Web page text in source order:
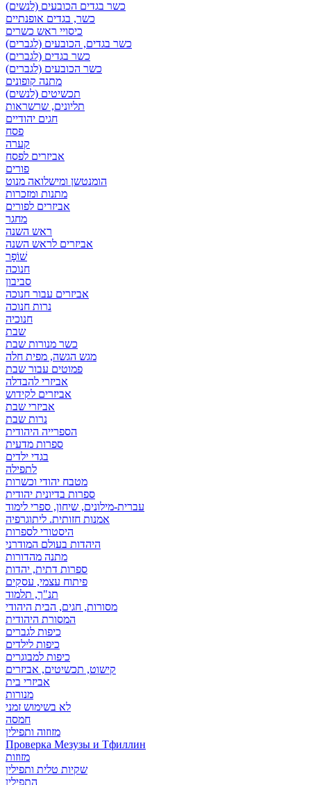
כשר בגדים הכובעים (לנשים)
כשר, בגדים אופנתיים
כיסויי ראש כשרים
כשר בגדים, הכובעים (לגברים)
כשר בגדים (לגברים)
כשר הכובעים (לגברים)
מתנה קופונים
תכשיטים (לנשים)
תליונים, שרשראות
חגים יהודיים
פסח
קערה
אביזרים לפסח
פורים
הומנטשן ומישלואה מנוט
מתנות ומזכרות
אביזרים לפורים
מחגר
ראש השנה
אביזרים לראש השנה
שׁוֹפָר
חנוכה
סביבון
אביזרים עבור חנוכה
נרות חנוכה
חנוכיה
שבת
כשר מנורות שבת
מגש הגשה, מפית חלה
פמוטים עבור שבת
אביזרי להבדלה
אביזרים לקידוש
אביזרי שבת
נרות שבת
הספרייה היהודית
ספרות מדעית
בגדי ילדים
לתפילה
מטבח יהודי וכשרות
ספרות בדיונית יהודית
עברית-מילונים, שיחון, ספרי לימוד
אמנות חזותית. ליתוגרפיה
היסטורי לספרות
היהדות בעולם המודרני
מתנה מהדורות
ספרות דתית, יהדות
פיתוח עצמי, עסקים
תנ"ך, תלמוד
מסורות, חגים, הבית היהודי
המסורת היהודית
כיפות לגברים
כיפות לילדים
כיפות למבוגרים
קישוט, תכשיטים, אביזרים
אביזרי בית
מנורות
לא בשימוש זמני
חמסה
מזוזוה ותפילין
Проверка Мезузы и Тфиллин
מזוזות
שקיות טלית ותפילין
התפילין